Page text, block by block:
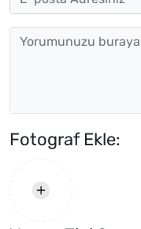
Fotograf Ekle: